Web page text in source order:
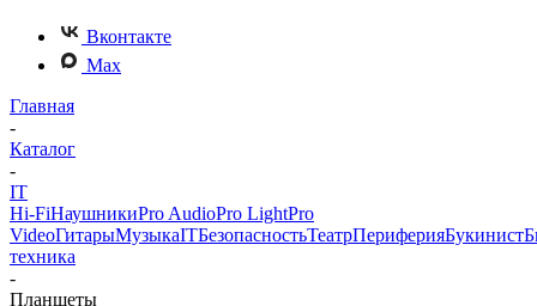
Вконтакте
Max
Главная
-
Каталог
-
IT
Hi-FiНаушникиPro AudioPro LightPro
VideoГитарыМузыкаITБезопасностьТеатрПериферияБукинист
техника
-
Планшеты